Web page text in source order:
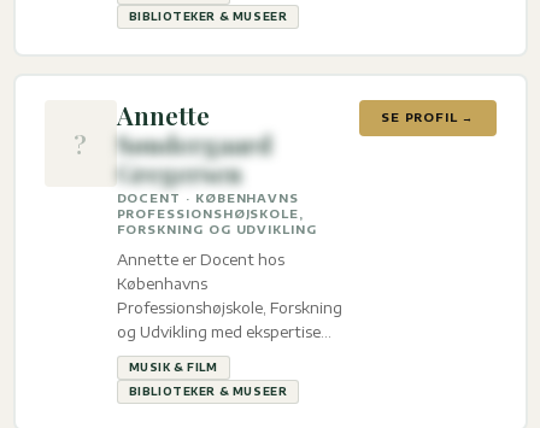
BIBLIOTEKER & MUSEER
?
Annette
Søndergaard
Gregersen
DOCENT · KØBENHAVNS
PROFESSIONSHØJSKOLE,
FORSKNING OG UDVIKLING
Annette er Docent hos
Københavns
Professionshøjskole, Forskning
og Udvikling med ekspertise
inden for Musik & film og
Biblioteker & Museer.
MUSIK & FILM
BIBLIOTEKER & MUSEER
SE PROFIL →